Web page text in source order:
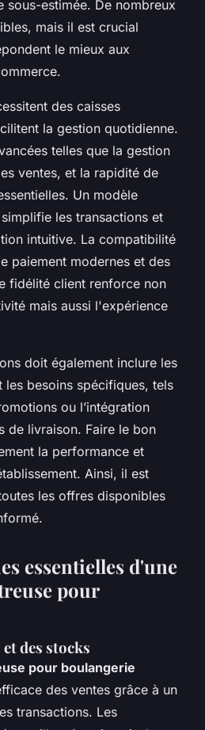
sous-estimée. De nombreux
mais il est crucial
le mieux aux
des caisses
la gestion quotidienne.
telles que la gestion
ventes, et la rapidité de
Un modèle
les transactions et
intuitive. La compatibilité
paiement modernes et des
fidélité client renforce non
mais aussi l'expérience
doit également inclure les
les besoins spécifiques, tels
ou l’intégration
de livraison. Faire le bon
la performance et
Ainsi, il est
les offres disponibles
essentielles d'une
pour
des stocks
pour boulangerie
des ventes grâce à un
transactions. Les